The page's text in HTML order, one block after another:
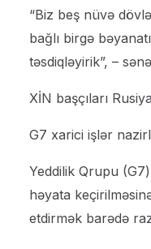
“Biz beş nüvə
bağlı birgə
təsdiqləyirik”, –
XİN başçıları
G7 xarici işlər
Yeddilik Qrupu
həyata
etdirmək barədə